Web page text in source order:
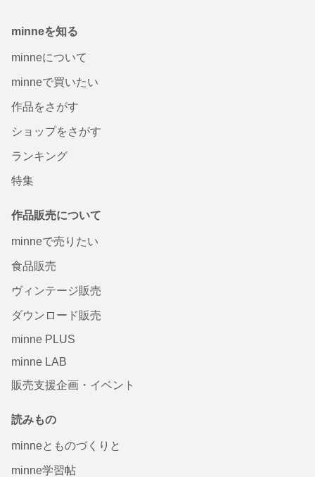
minneを知る
minneについて
minneで買いたい
作品をさがす
ショップをさがす
ランキング
特集
作品販売について
minneで売りたい
食品販売
ヴィンテージ販売
ダウンロード販売
minne PLUS
minne LAB
販売支援企画・イベント
読みもの
minneとものづくりと
minne学習帖